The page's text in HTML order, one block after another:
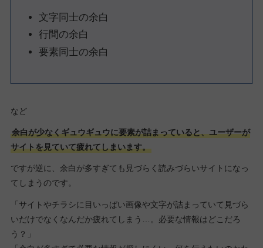
文字同士の余白
行間の余白
要素同士の余白
など
余白が少なくギュウギュウに要素が詰まっていると、ユーザーが
サイトを見ていて疲れてしまいます。
ですが逆に、余白が多すぎても見づらく読みづらいサイトになっ
てしまうのです。
「サイトやチラシに目いっぱい画像や文字が詰まっていて見づら
いだけでなくなんだか疲れてしまう…。必要な情報はどこだろ
う？」